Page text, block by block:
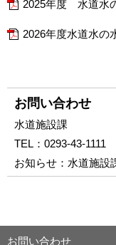
2025年度 水道水
2026年度水道水の
お問い合わせ
水道施設課
TEL： 0293-43-1111
お知らせ： 水道施設
お問い合わせ